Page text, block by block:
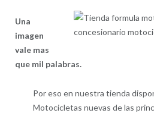
Una
imagen
vale mas
que mil palabras.
Por eso en nuestra tienda
Motocicletas nuevas de las